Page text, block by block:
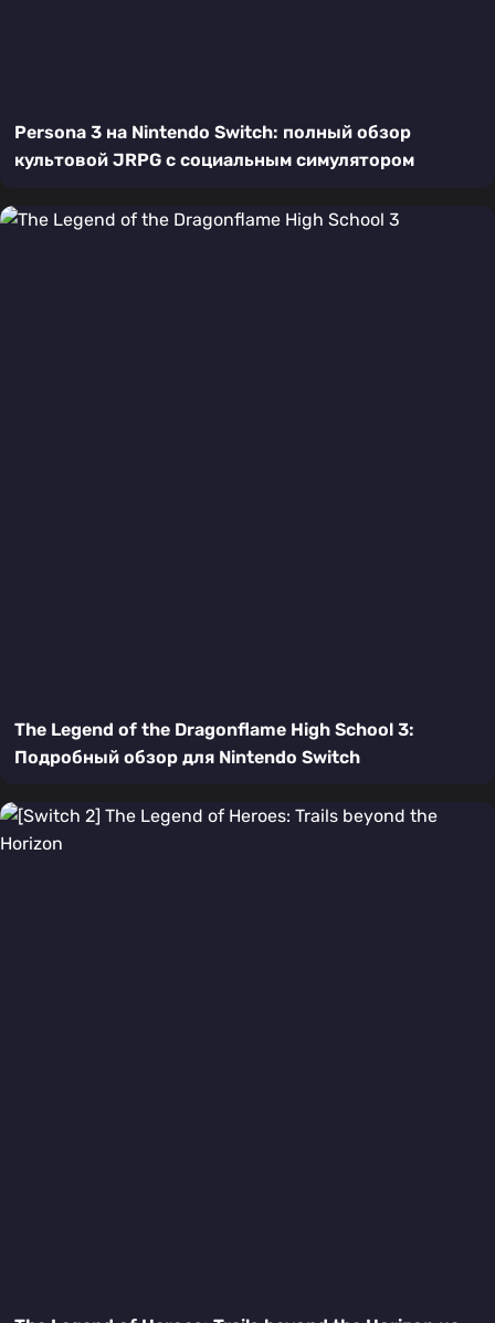
Persona 3 на Nintendo Switch: полный обзор
культовой JRPG с социальным симулятором
The Legend of the Dragonflame High School 3:
Подробный обзор для Nintendo Switch